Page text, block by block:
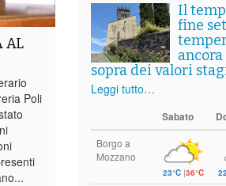
AL
Poli
Il
fine
sopra dei valori
Leggi tutto…
Sabato
Borgo a
Mozzano
23°C |36°C